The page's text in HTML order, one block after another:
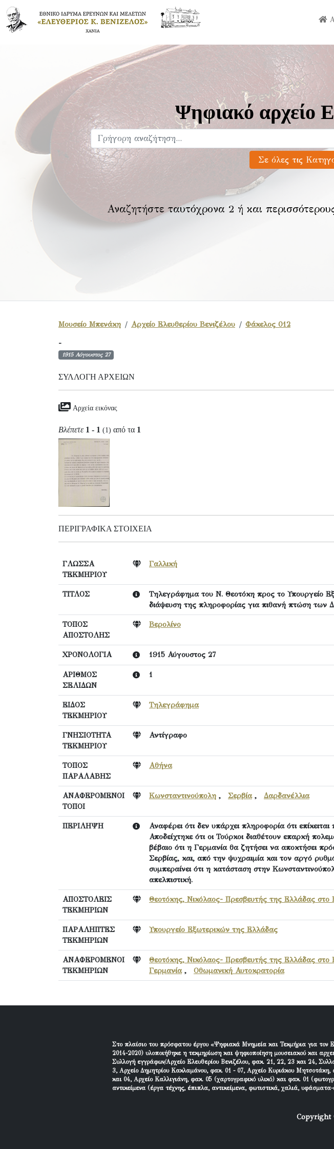
Ψηφιακό αρχείο
Αναζητήστε ταυτόχρονα 2 ή και
Μουσείο Μπενάκη Αρχείο Ελευθερίου Βενιζέλου Φάκελος 012
-
1915 Αύγουστος 27
ΣΥΛΛΟΓΉ ΑΡΧΕΊΩΝ
Αρχεία εικόνας
Βλέπετε 1 - 1 (1) από τα 1
ΠΕΡΙΓΡΑΦΙΚΆ ΣΤΟΙΧΕΊΑ
ΓΛΩΣΣΑ
ΤΕΚΜΗΡΙΟΥ
Γαλλική
ΤΙΤΛΟΣ
Τηλεγράφημα του Ν. Θεοτόκη προς το Υπουργείο
διάψευση της πληροφορίας για πιθανή πτώση των
ΤΟΠΟΣ
ΑΠΟΣΤΟΛΗΣ
Βερολίνο
ΧΡΟΝΟΛΟΓΙΑ 1915 Αύγουστος 27
ΑΡΙΘΜΟΣ
ΣΕΛΙΔΩΝ
1
ΕΙΔΟΣ
ΤΕΚΜΗΡΙΟΥ
Τηλεγράφημα
ΓΝΗΣΙΟΤΗΤΑ
ΤΕΚΜΗΡΙΟΥ
Αντίγραφο
ΤΟΠΟΣ
ΠΑΡΑΛΑΒΗΣ
Αθήνα
ΑΝΑΦΕΡΟΜΕΝΟΙ
ΤΟΠΟΙ
Κωνσταντινούπολη , Σερβία, Δαρδανέλλια
ΠΕΡΙΛΗΨΗ
Αναφέρει ότι δεν υπάρχει πληροφορία ότι
Αποδείχτηκε ότι οι Τούρκοι διαθέτουν επαρκή
βέβαιο ότι η Γερμανία θα ζητήσει να αποκτήσει
Σερβίας, και, από την ψυχραιμία και τον αργό
συμπεραίνει ότι η κατάσταση στην
απελπιστική.
ΑΠΟΣΤΟΛΕΙΣ
ΤΕΚΜΗΡΙΩΝ
Θεοτόκης, Νικόλαος- Πρεσβευτής της Ελλάδας στο
ΠΑΡΑΛΗΠΤΕΣ
ΤΕΚΜΗΡΙΩΝ
Υπουργείο Εξωτερικών της Ελλάδας
ΑΝΑΦΕΡΟΜΕΝΟΙ
ΤΕΚΜΗΡΙΩΝ
Θεοτόκης, Νικόλαος- Πρεσβευτής της Ελλάδας στο
Γερμανία, Οθωμανική Αυτοκρατορία
Στο πλαίσιο του πρόσφατου έργου «Ψηφιακά Μνημεία και Τεκμήρια για τον
2014-2020) υλοποιήθηκε η τεκμηρίωση και ψηφιοποίηση μουσειακού και
Συλλογή εγγράφων/Αρχείο Ελευθερίου Βενιζέλου, φακ. 21, 22, 23 και 24,
3, Αρχείο Δημητρίου Κακλαμάνου, φακ. 01 - 07, Αρχείο Κυριάκου
και 04, Αρχείο Καλλιγιάνη, φακ. 05 (χαρτογραφικό υλικό) και φακ. 01
αντικείμενα (έργα τέχνης, έπιπλα, αντικείμενα, φωτιστικά, χαλιά,